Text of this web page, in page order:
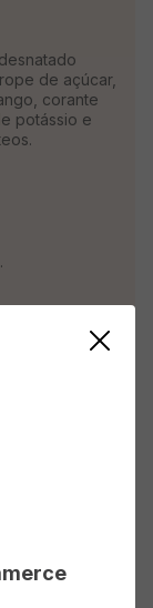
de açúcar,
corante
potássio e